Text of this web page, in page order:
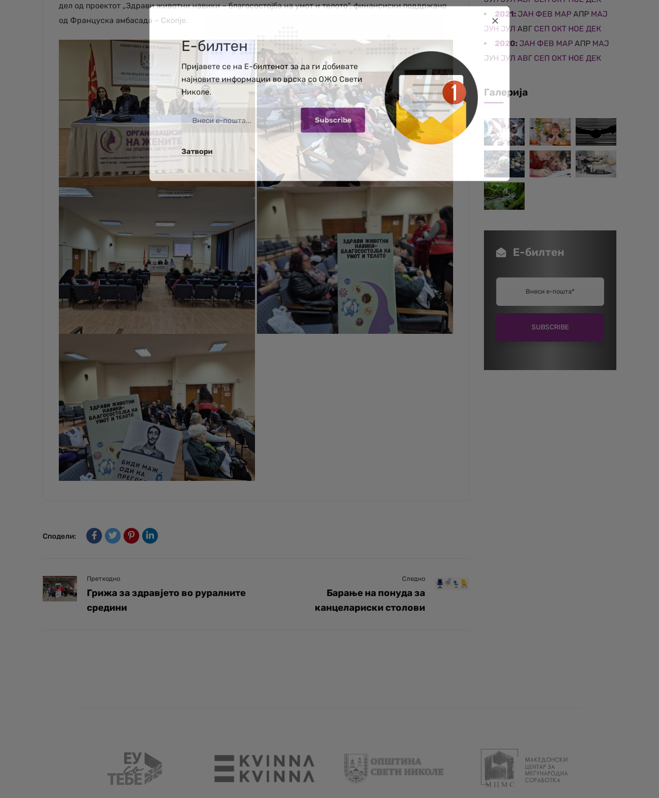
дел од проектот „Здрави животни навики – благосостојба на умот и телото“, финансиски поддржано
од Француска амбасада – Скопје.
Сподели:
Претходно
Грижа за здравјето во руралните
средини
Следно
Барање на понуда за
канцелариски столови
2021: ЈАН ФЕВ МАР АПР МАЈ
ЈУН ЈУЛ АВГ СЕП ОКТ НОЕ ДЕК
2020: ЈАН ФЕВ МАР АПР МАЈ
ЈУН ЈУЛ АВГ СЕП ОКТ НОЕ ДЕК
Галерија
Е-билтен
Е-билтен
Пријавете се на Е-билтенот за да ги добивате
најновите информации во врска со ОЖО Свети
Николе.
Затвори